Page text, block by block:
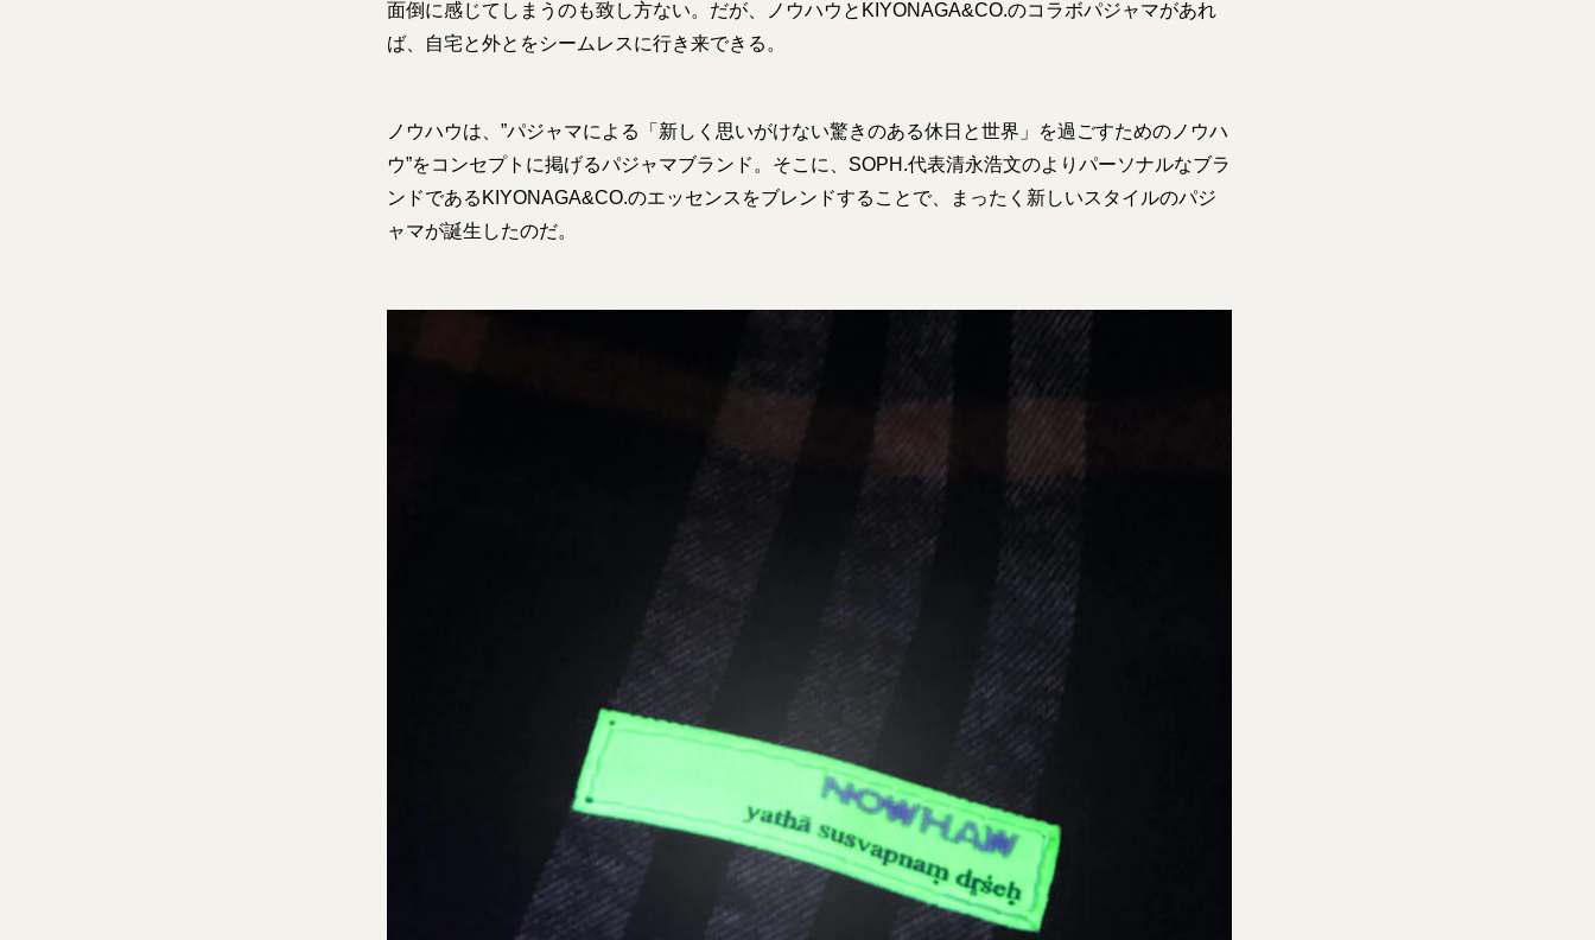
面倒に感じてしまうのも致し方ない。だが、ノウハウとKIYONAGA&CO.のコラボパジャマがあれ
ば、自宅と外とをシームレスに行き来できる。
ノウハウは、”パジャマによる「新しく思いがけない驚きのある休日と世界」を過ごすためのノウハ
ウ”をコンセプトに掲げるパジャマブランド。そこに、SOPH.代表清永浩文のよりパーソナルなブラ
ンドであるKIYONAGA&CO.のエッセンスをブレンドすることで、まったく新しいスタイルのパジ
ャマが誕生したのだ。